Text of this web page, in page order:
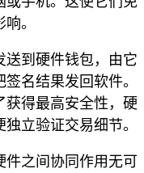
。
送到硬件钱包，由它
名结果发回软件。
获得最高安全性，硬
立验证交易细节。
件之间协同作用无可